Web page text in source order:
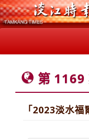
第 1169
「2023淡水